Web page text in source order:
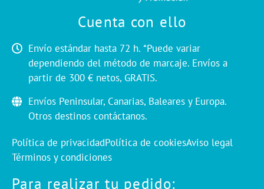
Cuenta con ello
Envío estándar hasta 72 h. *Puede variar
dependiendo del método de marcaje. Envíos a
partir de 300 € netos, GRATIS.
Envíos Peninsular, Canarias, Baleares y Europa.
Otros destinos contáctanos.
Política de privacidadPolítica de cookiesAviso legal
Términos y condiciones
Para realizar tu pedido: